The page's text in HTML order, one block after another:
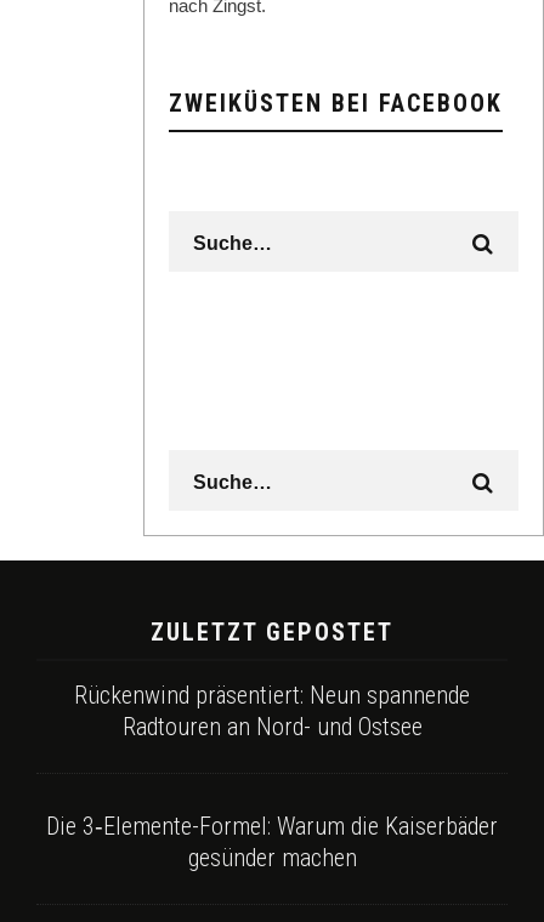
nach Zingst.
ZWEIKÜSTEN BEI FACEBOOK
ZULETZT GEPOSTET
Rückenwind präsentiert: Neun spannende
Radtouren an Nord- und Ostsee
Die 3‑Elemente-Formel: Warum die Kaiserbäder
gesünder machen